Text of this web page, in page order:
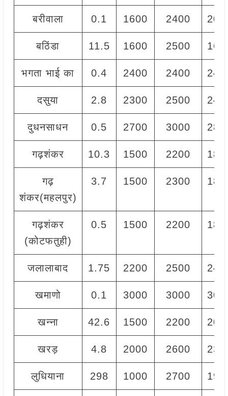
बरीवाला 0.1 1600 2400
बठिंडा 11.5 1600 2500
भगता भाई का 0.4 2400 2400
दसुया 2.8 2300 2500
दुधनसाधन 0.5 2700 3000
गढ़शंकर 10.3 1500 2200
गढ़
शंकर(महलपुर)
3.7 1500 2300
गढ़शंकर
(कोटफतुही)
0.5 1500 2200
जलालाबाद 1.75 2200 2500
खमाणो 0.1 3000 3000
खन्ना 42.6 1500 2200
खरड़ 4.8 2000 2600
लुधियाना 298 1000 2700